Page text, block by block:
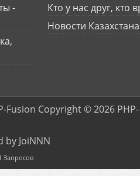
-
Кто у нас друг, кто
Новости Казахстана
Fusion Copyright © 2026 PHP-
by JoiNNN
Запросов